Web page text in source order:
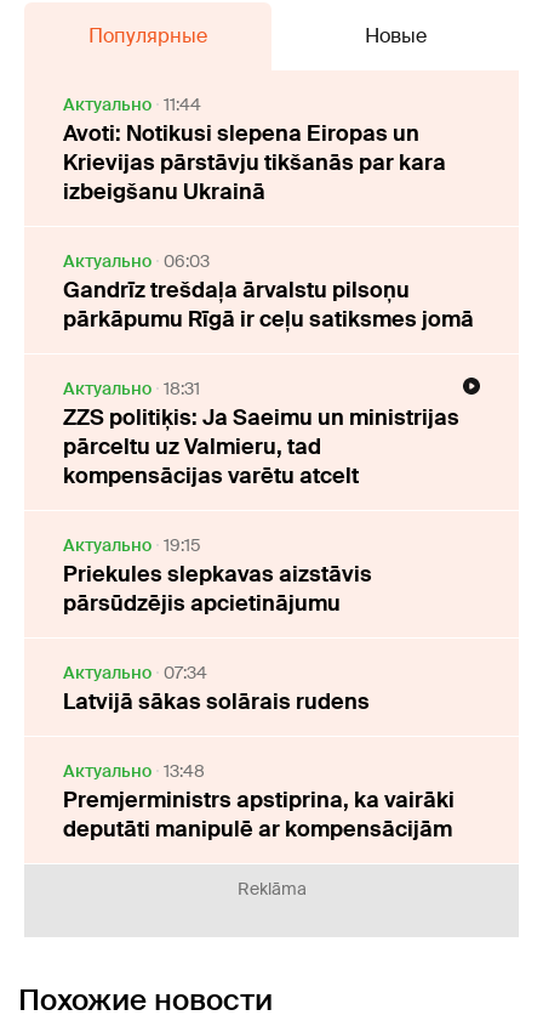
Популярные Новые
Актуально 11:44
Avoti: Notikusi slepena Eiropas un
Krievijas pārstāvju tikšanās par kara
izbeigšanu Ukrainā
Актуально 06:03
Gandrīz trešdaļa ārvalstu pilsoņu
pārkāpumu Rīgā ir ceļu satiksmes jomā
Актуально 18:31
ZZS politiķis: Ja Saeimu un ministrijas
pārceltu uz Valmieru, tad
kompensācijas varētu atcelt
Актуально 19:15
Priekules slepkavas aizstāvis
pārsūdzējis apcietinājumu
Актуально 07:34
Latvijā sākas solārais rudens
Актуально 13:48
Premjerministrs apstiprina, ka vairāki
deputāti manipulē ar kompensācijām
Reklāma
Похожие новости